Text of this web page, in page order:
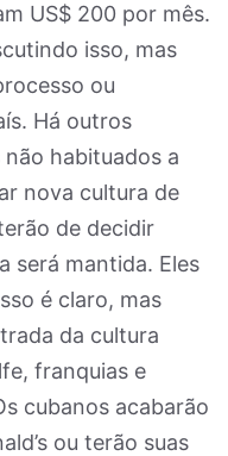
US$ 200 por mês.
isso, mas
ou
Há outros
habituados a
nova cultura de
de decidir
será mantida. Eles
é claro, mas
da cultura
franquias e
cubanos acabarão
ou terão suas